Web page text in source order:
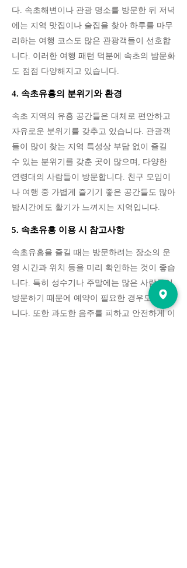
다. 속초해변이나 관광 명소를 방문한 뒤 저녁
에는 지역 맛집이나 술집을 찾아 하루를 마무
리하는 여행 코스도 많은 관광객들이 선호합
니다. 이러한 여행 패턴 덕분에 속초의 밤문화
도 점점 다양해지고 있습니다.
4. 속초유흥의 분위기와 환경
속초 지역의 유흥 공간들은 대체로 편안하고
자유로운 분위기를 갖추고 있습니다. 관광객
들이 많이 찾는 지역 특성상 부담 없이 즐길
수 있는 분위기를 갖춘 곳이 많으며, 다양한
연령대의 사람들이 방문합니다. 친구 모임이
나 여행 중 가볍게 즐기기 좋은 공간들도 많아
밤시간에도 활기가 느껴지는 지역입니다.
5. 속초유흥 이용 시 참고사항
속초유흥을 즐길 때는 방문하려는 장소의 운
영 시간과 위치 등을 미리 확인하는 것이 좋습
니다. 특히 성수기나 주말에는 많은 사람들이
방문하기 때문에 예약이 필요한 경우도 있습
니다. 또한 과도한 음주를 피하고 안전하게 이